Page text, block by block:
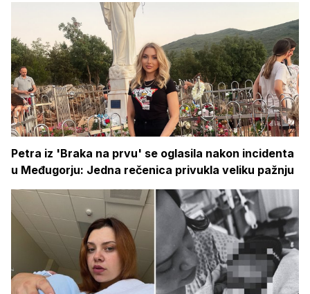
Petra iz 'Braka na prvu' se oglasila nakon incidenta
u Međugorju: Jedna rečenica privukla veliku pažnju